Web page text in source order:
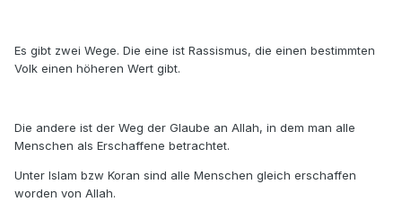
Es gibt zwei Wege. Die eine ist Rassismus, die einen bestimmten
Volk einen höheren Wert gibt.
Die andere ist der Weg der Glaube an Allah, in dem man alle
Menschen als Erschaffene betrachtet.
Unter Islam bzw Koran sind alle Menschen gleich erschaffen
worden von Allah.